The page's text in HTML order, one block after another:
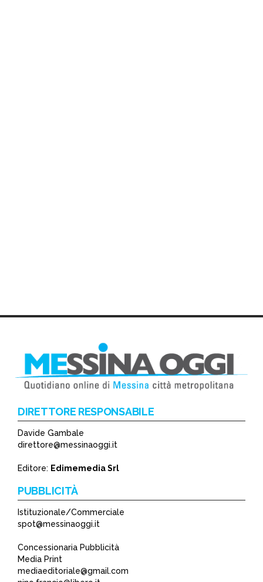
DIRETTORE RESPONSABILE
Davide Gambale
direttore@messinaoggi.it
Editore: Edimemedia Srl
PUBBLICITÀ
Istituzionale/Commerciale
spot@messinaoggi.it
Concessionaria Pubblicità
Media Print
mediaeditoriale@gmail.com